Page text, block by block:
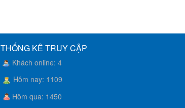
THỐNG KÊ TRUY CẬP
Khách online: 4
Hôm nay: 1109
Hôm qua: 1450